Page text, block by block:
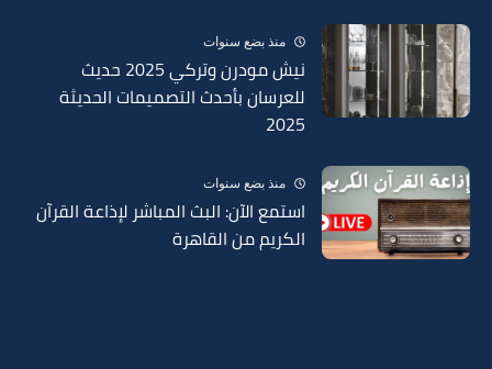
منذ بضع سنوات
نيش مودرن وتركي 2025 حديث
للعرسان بأحدث التصميمات الحديثة
2025
منذ بضع سنوات
استمع الآن: البث المباشر لإذاعة القرآن
الكريم من القاهرة